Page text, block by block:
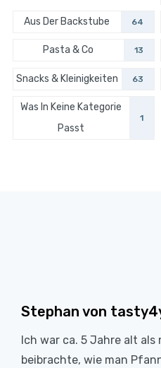
Aus Der Backstube 64
Pasta & Co 13
Snacks & Kleinigkeiten 63
Was In Keine Kategorie
Passt
1
Stephan von
Ich war ca. 5 Jahre alt
beibrachte, wie man